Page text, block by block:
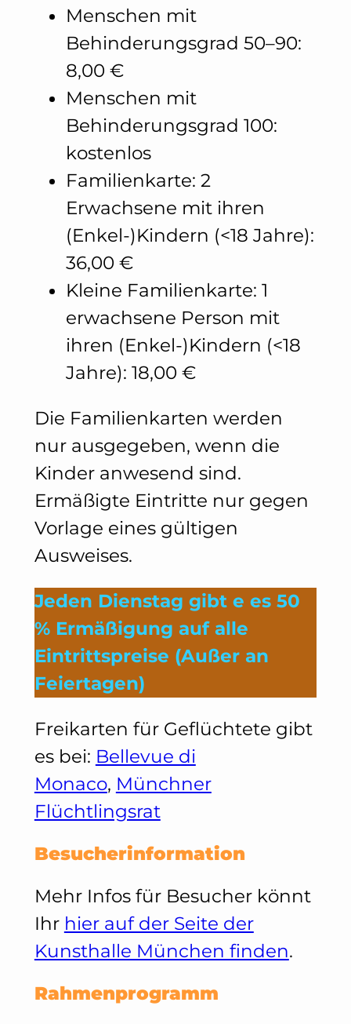
Menschen mit
Behinderungsgrad 50–90:
8,00 €
Menschen mit
Behinderungsgrad 100:
kostenlos
Familienkarte: 2
Erwachsene mit ihren
(Enkel-)Kindern (<18 Jahre):
36,00 €
Kleine Familienkarte: 1
erwachsene Person mit
ihren (Enkel-)Kindern (<18
Jahre): 18,00 €
Die Familienkarten werden
nur ausgegeben, wenn die
Kinder anwesend sind.
Ermäßigte Eintritte nur gegen
Vorlage eines gültigen
Ausweises.
Jeden Dienstag gibt e es 50
% Ermäßigung auf alle
Eintrittspreise (Außer an
Feiertagen)
Freikarten für Geflüchtete gibt
es bei: Bellevue di
Monaco, Münchner
Flüchtlingsrat
Besucherinformation
Mehr Infos für Besucher könnt
Ihr hier auf der Seite der
Kunsthalle München finden.
Rahmenprogramm